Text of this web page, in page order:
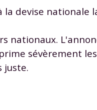
devise nationale
nationaux.
sévèrement
juste.
24h
scolaire !